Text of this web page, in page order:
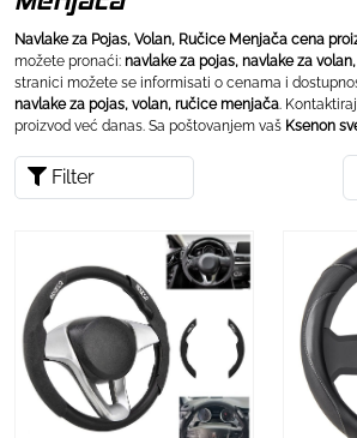
Navlake za Pojas, Volan, Ručice Menjača cena
možete pronaći: navlake za pojas, navlake za
stranici možete se informisati o cenama i
navlake za pojas, volan, ručice menjača .
proizvod već danas. Sa poštovanjem vaš Ksenon
Filter